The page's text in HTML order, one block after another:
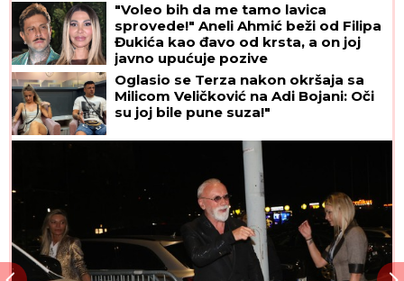
"Voleo bih da me tamo lavica
sprovede!" Aneli Ahmić beži od Filipa
Đukića kao đavo od krsta, a on joj
javno upućuje pozive
Oglasio se Terza nakon okršaja sa
Milicom Veličković na Adi Bojani: Oči
su joj bile pune suza!"